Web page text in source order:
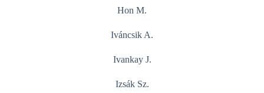
Hon M.
Iváncsik A.
Ivankay J.
Izsák Sz.